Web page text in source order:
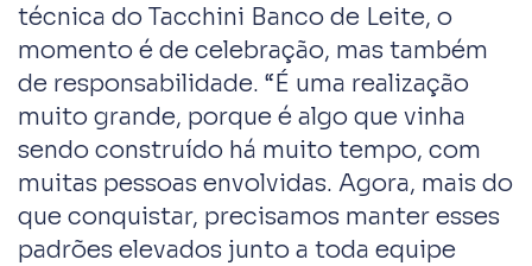
técnica do Tacchini Banco de Leite, o
momento é de celebração, mas também
de responsabilidade. “É uma realização
muito grande, porque é algo que vinha
sendo construído há muito tempo, com
muitas pessoas envolvidas. Agora, mais do
que conquistar, precisamos manter esses
padrões elevados junto a toda equipe